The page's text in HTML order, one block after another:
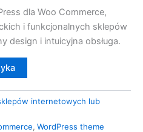
dla Woo Commerce,
i funkcjonalnych sklepów
design i intuicyjna obsługa.
internetowych lub
, WordPress theme